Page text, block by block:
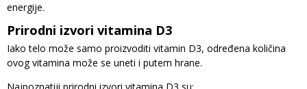
energije.
Prirodni izvori vitamina D3
Iako telo može samo proizvoditi vitamin D3, određena količina
ovog vitamina može se uneti i putem hrane.